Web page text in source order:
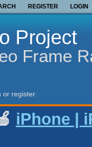
REGISTER LOGIN
Project
Frame
or register.
iPhone |